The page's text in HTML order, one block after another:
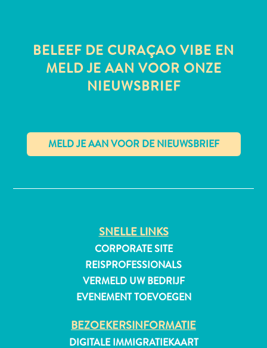
All-
inclusive
BELEEF DE CURAÇAO VIBE EN
MELD JE AAN VOOR ONZE
NIEUWSBRIEF
SNELLE LINKS
CORPORATE SITE
REISPROFESSIONALS
VERMELD UW BEDRIJF
EVENEMENT TOEVOEGEN
BEZOEKERSINFORMATIE
DIGITALE IMMIGRATIEKAART